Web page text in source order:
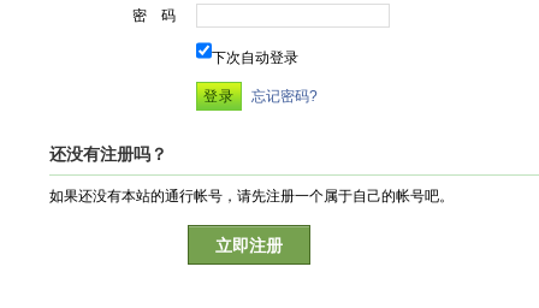
密 码
下次自动登录
忘记密码?
还没有注册吗？
如果还没有本站的通行帐号，请先注册一个属于自己的帐号吧。
立即注册